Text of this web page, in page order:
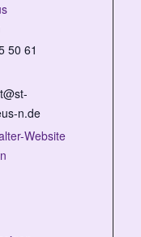
50 61
n.de
Website